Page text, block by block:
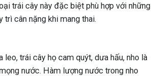
trái cây này đặc biệt phù hợp với những
trì cân nặng khi mang thai.
leo, trái cây họ cam quýt, dưa hấu, nho là
nước. Hàm lượng nước trong nho